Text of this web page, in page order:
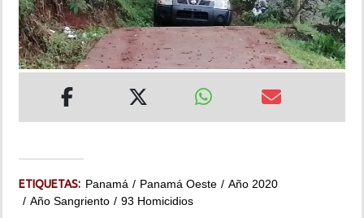
MULTIMEDIA
ETIQUETAS: Panamá Panamá Oeste
Año 2020
Año Sangriento
93 Homicidios